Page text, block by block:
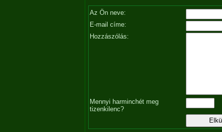
Az Ön neve:
E-mail címe:
Hozzászólás:
Mennyi harminchét meg
tizenkilenc?